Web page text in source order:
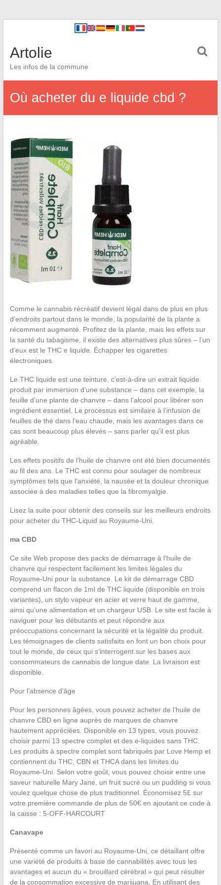
Artolie
Les infos de la commune
Où acheter du e liquide cbd ?
Comme le cannabis récréatif devient légal dans de plus en plus
d’endroits partout dans le monde, la popularité de la plante a
récemment augmenté. Profitez de la plante, mais les effets sur
la santé du tabagisme, il existe des alternatives plus sûres – l’un
d’eux est le THC e liquide. Échapper les cigarettes
électroniques.
Le THC liquide est une teinture, c’est-à-dire un extrait liquide
produit par immersion d’une substance – dans cet exemple, la
feuille d’une plante de chanvre – dans l’alcool pour libérer son
ingrédient essentiel. Le processus est similaire à l’infusion de
feuilles de thé dans l’eau chaude, mais les avantages dans ce
cas sont beaucoup plus élevés – sans parler qu’il est plus
agréable.
Les effets positifs de l’huile de chanvre ont été bien documentés
au fil des ans. Le THC est connu pour soulager de nombreux
symptômes tels que l’anxiété, la nausée et la douleur chronique
associée à des maladies telles que la fibromyalgie.
Lisez la suite pour obtenir des conseils sur les meilleurs endroits
pour acheter du THC-Liquid au Royaume-Uni.
ma CBD
Ce site Web propose des packs de démarrage à l’huile de
chanvre qui respectent facilement les limites légales du
Royaume-Uni pour la substance. Le kit de démarrage CBD
comprend un flacon de 1ml de THC liquide (disponible en trois
variantes), un stylo vapeur en acier et verre haut de gamme,
ainsi qu’une alimentation et un chargeur USB. Le site est facile à
naviguer pour les débutants et peut répondre aux
préoccupations concernant la sécurité et la légalité du produit.
Les témoignages de clients satisfaits en font un bon choix pour
tout le monde, de ceux qui s’interrogent sur les bases aux
consommateurs de cannabis de longue date. La livraison est
disponible.
Pour l’absence d’âge
Pour les personnes âgées, vous pouvez acheter de l’huile de
chanvre CBD en ligne auprès de marques de chanvre
hautement appréciées. Disponible en 13 types, vous pouvez
choisir parmi 13 spectre complet et des e-liquides sans THC.
Les produits à spectre complet sont fabriqués par Love Hemp et
contiennent du THC, CBN et THCA dans les limites du
Royaume-Uni. Selon votre goût, vous pouvez choisir entre une
saveur naturelle Mary Jane, un fruit sucré ou un pudding si vous
voulez quelque chose de plus traditionnel. Économisez 5£ sur
votre première commande de plus de 50€ en ajoutant ce code à
la caisse : 5-OFF-HARCOURT
Canavape
Présenté comme un favori au Royaume-Uni, ce détaillant offre
une variété de produits à base de cannabilités avec tous les
avantages et aucun du « brouillard cérébral » qui peut résulter
de la consommation excessive de marijuana. En utilisant des